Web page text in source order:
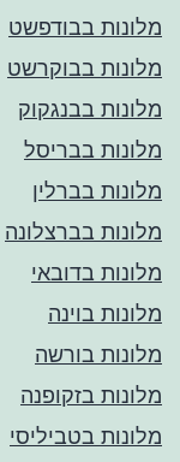
מלונות בבודפשט
מלונות בבוקרשט
מלונות בבנגקוק
מלונות בבריסל
מלונות בברלין
מלונות בברצלונה
מלונות בדובאי
מלונות בוינה
מלונות בורשה
מלונות בזקופנה
מלונות בטביליסי